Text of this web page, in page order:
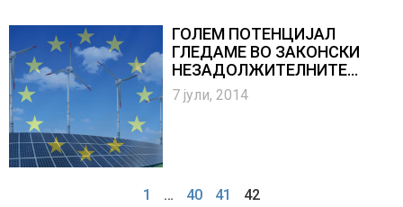
ГОЛЕМ ПОТЕНЦИЈАЛ
ГЛЕДАМЕ ВО ЗАКОНСКИ
НЕЗАДОЛЖИТЕЛНИТЕ
ОСИГУРУВАЊА
7 јули, 2014
1 … 40 41 42